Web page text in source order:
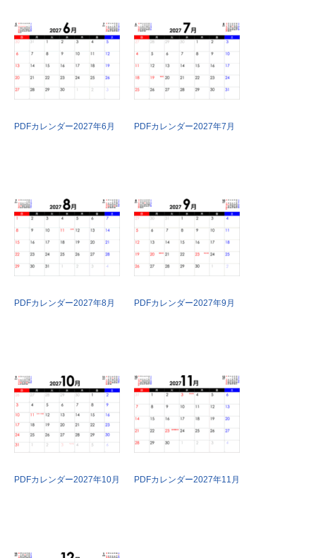
PDFカレンダー2027年6月 PDFカレンダー2027年7月
PDFカレンダー2027年8月 PDFカレンダー2027年9月
PDFカレンダー2027年10月 PDFカレンダー2027年11月